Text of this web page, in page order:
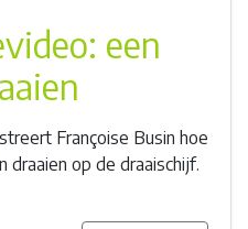
een
Françoise Busin hoe
draaien op de draaischijf.